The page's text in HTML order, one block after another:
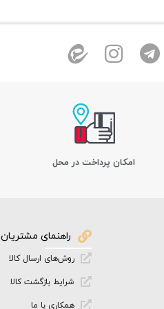
امکان پرداخت در محل
راهنمای مشتریان
روش‌های ارسال کالا
شرایط بازگشت کالا
همکاری با ما